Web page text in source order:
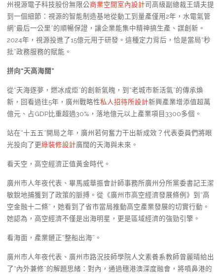
州視源電子科技股份無限公商業空間室內設計司高級副總裁王靖夫提
到一個細節：視源的智能制造基地從動工到量產僅用2年，水電氣管
網“最后一公里”的順暢保證，讓企業能集中精神搞生產、謀創新。
2024年，視源投進了15億元用于研發。這種定力背后，恰是當局“秒
批”政務服務的賦能。
拼向“天高海闊”
從“天海逐夢，燃冰成炬”的創新氣魄，到“老城市新活氣”的傳承煥
新，回看過往5年，廣州戰略性私人招待所設計新興產業增添值超萬
億元、占GDP比重超過30%，落地億元以上產業項目3300多個。
站在“十五五”開局之年，廣州若何奮力干出新成效？代表委員們將眼
光投向了更綠裝修設計廣闊的天海與未來。
看天空，高空經濟正值黃金時代。
廣州市人年夜代表、畢馬威華振會計師事務所廣州分所黨委書記王潔
敏銳地捕獲到了政策的脈搏。從《廣州市高空經濟發展條例》到“高
空金融十二條”，她看到了省市當局推動高空產業發展的切實行動。
她認為，高空經濟不僅是出海明星，更是區域經濟的強勁引擎。
看海面，產業鏈正“整船出海”。
廣州市人年夜代表、廣州市路況技師學院人文素養系教師曾麗晴給出
了“內外兼修”的解題思緒：對內，通過穗港澳深度融會，將噴鼻港的